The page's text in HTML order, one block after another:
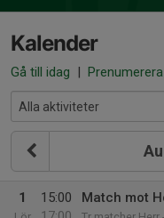
Kalender
Gå till idag | Prenumerera
1
15:00
Match mot